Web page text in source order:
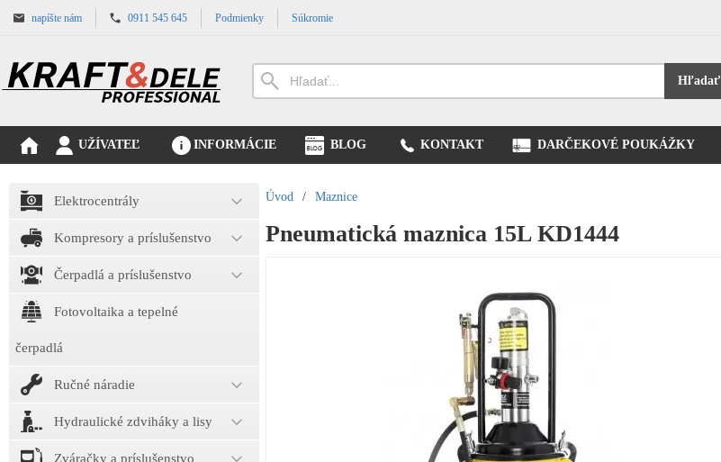
napíšte nám 0911 545 645 Podmienky Súkromie
Hľadať
UŽÍVATEĽ INFORMÁCIE BLOG KONTAKT DARČEKOVÉ POUKÁŽKY
Elektrocentrály
Kompresory a príslušenstvo
Čerpadlá a príslušenstvo
Fotovoltaika a tepelné
čerpadlá
Ručné náradie
Hydraulické zdviháky a lisy
Zváračky a príslušenstvo
Úvod / Maznice
Pneumatická maznica 15L KD1444